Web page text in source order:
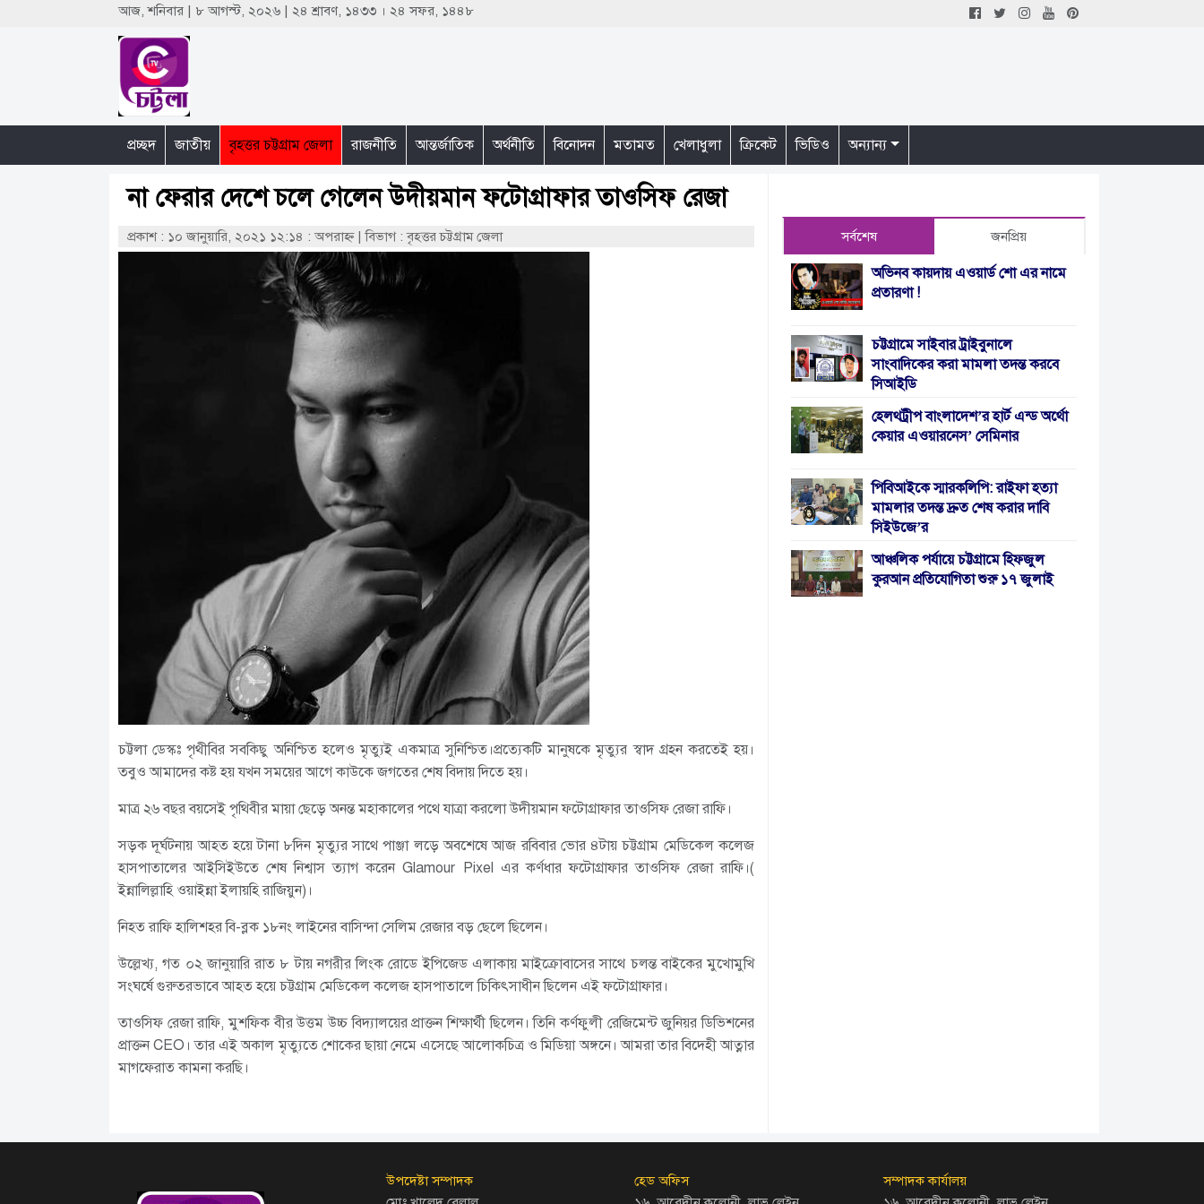
আজ, শনিবার | ৮ আগস্ট, ২০২৬ | ২৪ শ্রাবণ, ১৪৩৩ । ২৪ সফর, ১৪৪৮
প্রচ্ছদ জাতীয় বৃহত্তর চট্টগ্রাম জেলা রাজনীতি আন্তর্জাতিক অর্থনীতি বিনোদন মতামত খেলাধুলা ক্রিকেট ভিডিও অন্যান্য
না ফেরার দেশে চলে গেলেন উদীয়মান ফটোগ্রাফার তাওসিফ রেজা
প্রকাশ : ১০ জানুয়ারি, ২০২১ ১২:১৪ : অপরাহ্ণ |বিভাগ : বৃহত্তর চট্টগ্রাম জেলা
চট্টলা ডেস্কঃ পৃথীবির সবকিছু অনিশ্চিত হলেও মৃত্যুই একমাত্র সুনিশ্চিত।প্রত্যেকটি মানুষকে মৃত্যুর স্বাদ গ্রহন করতেই হয়।
তবুও আমাদের কষ্ট হয় যখন সময়ের আগে কাউকে জগতের শেষ বিদায় দিতে হয়।
মাত্র ২৬ বছর বয়সেই পৃথিবীর মায়া ছেড়ে অনন্ত মহাকালের পথে যাত্রা করলো উদীয়মান ফটোগ্রাফার তাওসিফ রেজা রাফি।
সড়ক দূর্ঘটনায় আহত হয়ে টানা ৮দিন মৃত্যুর সাথে পাঞ্জা লড়ে অবশেষে আজ রবিবার ভোর ৪টায় চট্টগ্রাম মেডিকেল কলেজ
হাসপাতালের আইসিইউতে শেষ নিশ্বাস ত্যাগ করেন Glamour Pixel এর কর্ণধার ফটোগ্রাফার তাওসিফ রেজা রাফি।(
ইন্নালিল্লাহি ওয়াইন্না ইলায়হি রাজিয়ুন)।
নিহত রাফি হালিশহর বি-ব্লক ১৮নং লাইনের বাসিন্দা সেলিম রেজার বড় ছেলে ছিলেন।
উল্লেখ্য, গত ০২ জানুয়ারি রাত ৮ টায় নগরীর লিংক রোডে ইপিজেড এলাকায় মাইক্রোবাসের সাথে চলন্ত বাইকের মুখোমুখি
সংঘর্ষে গুরুতরভাবে আহত হয়ে চট্টগ্রাম মেডিকেল কলেজ হাসপাতালে চিকিৎসাধীন ছিলেন এই ফটোগ্রাফার।
তাওসিফ রেজা রাফি, মুশফিক বীর উত্তম উচ্চ বিদ্যালয়ের প্রাক্তন শিক্ষার্থী ছিলেন। তিনি কর্ণফুলী রেজিমেন্ট জুনিয়র ডিভিশনের
প্রাক্তন CEO। তার এই অকাল মৃত্যুতে শোকের ছায়া নেমে এসেছে আলোকচিত্র ও মিডিয়া অঙ্গনে। আমরা তার বিদেহী আত্নার
মাগফেরাত কামনা করছি।
সর্বশেষ জনপ্রিয়
অভিনব কায়দায় এওয়ার্ড শো এর নামে
প্রতারণা !
চট্টগ্রামে সাইবার ট্রাইবুনালে
সাংবাদিকের করা মামলা তদন্ত করবে
সিআইডি
হেলথট্রীপ বাংলাদেশ’র হার্ট এন্ড অর্থো
কেয়ার এওয়ারনেস’ সেমিনার
পিবিআইকে স্মারকলিপি: রাইফা হত্যা
মামলার তদন্ত দ্রুত শেষ করার দাবি
সিইউজে’র
আঞ্চলিক পর্যায়ে চট্টগ্রামে হিফজুল
কুরআন প্রতিযোগিতা শুরু ১৭ জুলাই
উপদেষ্টা সম্পাদক
হেড অফিস
সম্পাদক কার্যালয়